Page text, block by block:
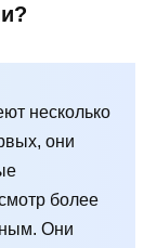
несколько
они
более
Они